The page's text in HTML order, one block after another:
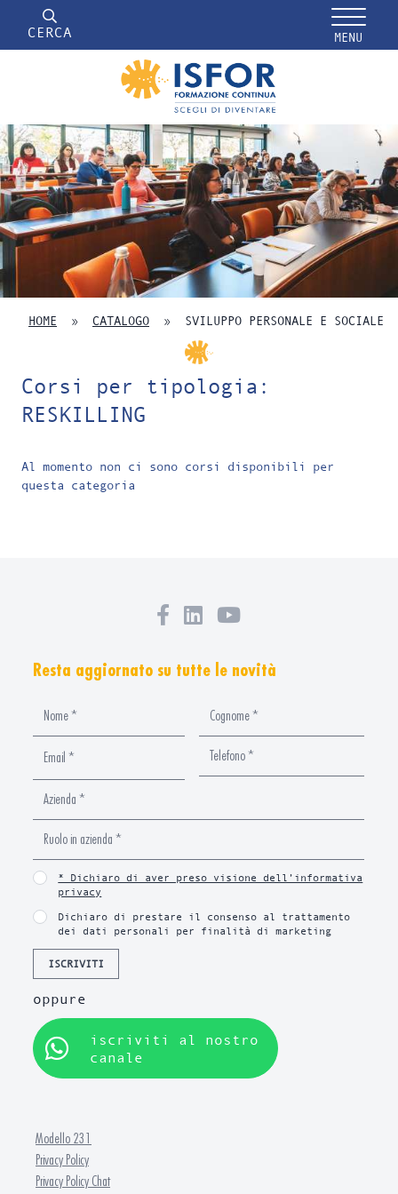
CERCA MENU
HOME » CATALOGO » SVILUPPO PERSONALE E SOCIALE
Corsi per tipologia:
RESKILLING
Al momento non ci sono corsi disponibili per
questa categoria
Resta aggiornato su tutte le novità
* Dichiaro di aver preso visione dell’informativa
privacy
Dichiaro di prestare il consenso al trattamento
dei dati personali per finalità di marketing
ISCRIVITI
oppure
iscriviti al nostro
canale
Modello 231
Privacy Policy
Privacy Policy Chat